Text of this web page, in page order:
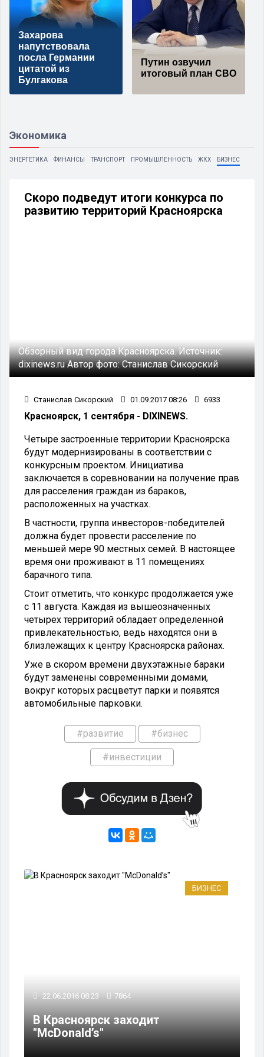
Захарова
напутствовала
посла Германии
цитатой из
Булгакова
Путин озвучил
итоговый план СВО
Экономика
ЭНЕРГЕТИКА ФИНАНСЫ ТРАНСПОРТ ПРОМЫШЛЕННОСТЬ ЖКХ БИЗНЕС
Скоро подведут итоги конкурса по
развитию территорий Красноярска
Обзорный вид города Красноярска.Источник:
dixinews.ruАвтор фото:Станислав Сикорский
Станислав Сикорский 01.09.2017 08:26 6933
Красноярск, 1 сентября - DIXINEWS.
Четыре застроенные территории Красноярска
будут модернизированы в соответствии с
конкурсным проектом. Инициатива
заключается в соревновании на получение прав
для расселения граждан из бараков,
расположенных на участках.
В частности, группа инвесторов-победителей
должна будет провести расселение по
меньшей мере 90 местных семей. В настоящее
время они проживают в 11 помещениях
барачного типа.
Стоит отметить, что конкурс продолжается уже
с 11 августа. Каждая из вышеозначенных
четырех территорий обладает определенной
привлекательностью, ведь находятся они в
близлежащих к центру Красноярска районах.
Уже в скором времени двухэтажные бараки
будут заменены современными домами,
вокруг которых расцветут парки и появятся
автомобильные парковки.
#развитие #бизнес
#инвестиции
БИЗНЕС
22.06.2016 08:23 7864
В Красноярск заходит
"McDonald’s"